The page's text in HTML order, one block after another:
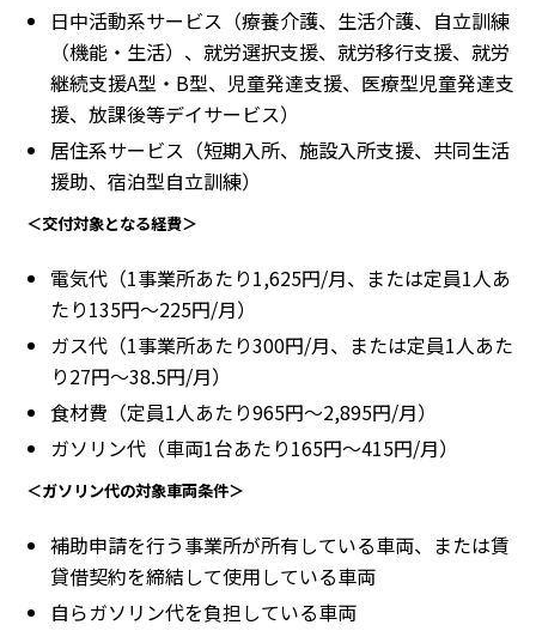
日中活動系サービス（療養介護、生活介護、自立訓練
（機能・生活）、就労選択支援、就労移行支援、就労
継続支援A型・B型、児童発達支援、医療型児童発達支
援、放課後等デイサービス）
居住系サービス（短期入所、施設入所支援、共同生活
援助、宿泊型自立訓練）
＜交付対象となる経費＞
電気代（1事業所あたり1,625円/月、または定員1人あ
たり135円〜225円/月）
ガス代（1事業所あたり300円/月、または定員1人あた
り27円〜38.5円/月）
食材費（定員1人あたり965円〜2,895円/月）
ガソリン代（車両1台あたり165円〜415円/月）
＜ガソリン代の対象車両条件＞
補助申請を行う事業所が所有している車両、または賃
貸借契約を締結して使用している車両
自らガソリン代を負担している車両